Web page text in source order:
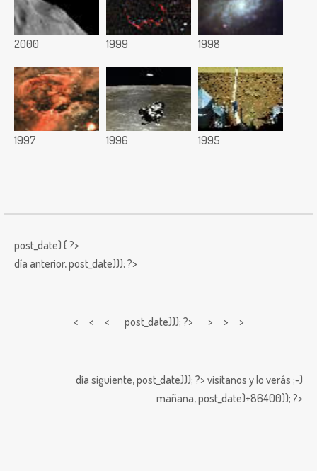
2000 1999 1998
1997 1996 1995
post_date) { ?>
día anterior,post_date))); ?>
< < < post_date))); ?> > > >
día siguiente,post_date))); ?> visitanos y lo verás ;-)
mañana,post_date)+86400)); ?>